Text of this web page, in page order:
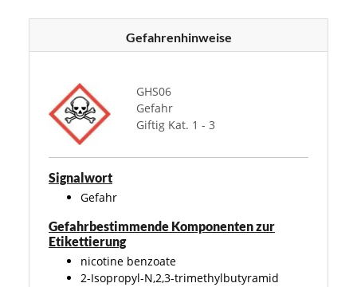
Gefahrenhinweise
GHS06
Gefahr
Giftig Kat. 1 - 3
Signalwort
Gefahr
Gefahrbestimmende Komponenten zur
Etikettierung
nicotine benzoate
2-Isopropyl-N,2,3-trimethylbutyramid